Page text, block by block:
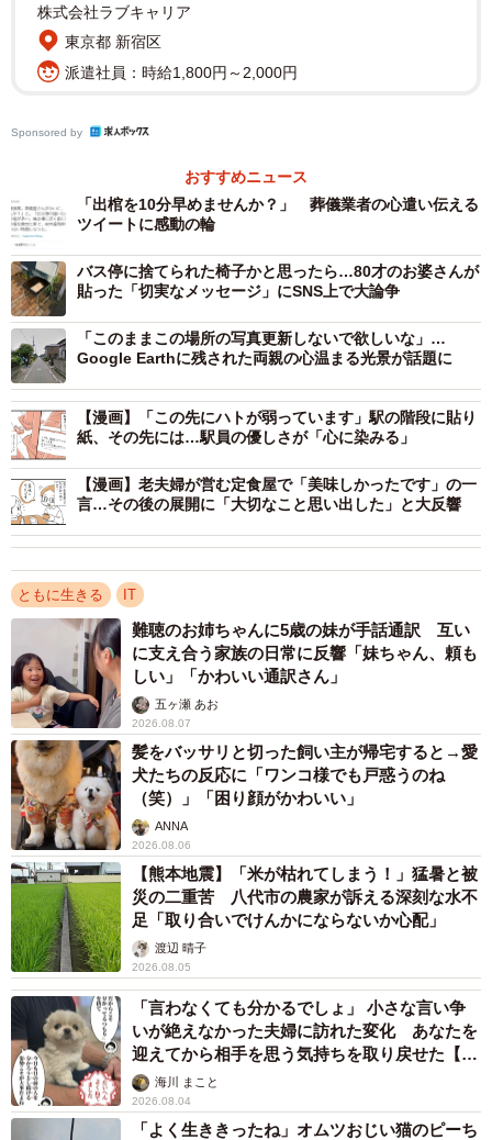
しにくいもの。そんなご時世の中で光るマキタの姿勢に
SNSユーザー達からは
持っているマキタのインパクトドライバーを先日使ったの
ですが、2年前に家具の組立で使用する為充電したものがそ
のまま充電無しで使用できました。放電していないことに
驚き、マキタすげーってなりました。製品もサービスも素
晴らしいですね。」
「先日マキタのトリマーがモーター部分から煙が出て使用
不能に…取扱店経由で修理依頼を出し、5000円超えるなら
修理無しでって頼んだら、なんと3000円で修理完了。もう
10年以上使い倒してた代物なのに、LEDライト部分まで交
換されてた。外観以外ほぼオーバーホールされてたw」
「安いホールソーを使ってビット折れして駆け込んだコト
があります。その時の対応は素晴らしかった。何となくマ
など数々の称賛のコメントが寄せられている。
今回のご体験について井上さんにお話をうかがってみた。
中将タカノリ（以下「中将」）:マキタに問い合わせた時の
対応というのはどのような流れでしたか？
井上:はじめ商品の説明書に書いてあった会社の番号に電話
したところ、その後大阪の営業所からこちらに電話があ
り、最寄りの取り扱い店を紹介されました。
中将:取り扱い店に行って話が通っていることを知った時の
ご感想をあらためてお聞かせください。
井上:まず安心を感じました。マキタさんが事前に連絡され
ていることで、同じことを伝える手間の問題だけではなく
「理解されている」という安心です。お店とマキタさんの
信頼関係も、私への応対に現れているように思いました。
株式会社ラブキャリア
東京都 新宿区
派遣社員：時給1,800円～2,000円
Sponsored by
おすすめニュース
「出棺を10分早めませんか？」 葬儀業者の心遣い伝える
ツイートに感動の輪
バス停に捨てられた椅子かと思ったら…80才のお婆さんが
貼った「切実なメッセージ」にSNS上で大論争
「このままこの場所の写真更新しないで欲しいな」…
Google Earthに残された両親の心温まる光景が話題に
【漫画】「この先にハトが弱っています」駅の階段に貼り
紙、その先には…駅員の優しさが「心に染みる」
【漫画】老夫婦が営む定食屋で「美味しかったです」の一
言…その後の展開に「大切なこと思い出した」と大反響
ともに生きる IT
難聴のお姉ちゃんに5歳の妹が手話通訳 互い
に支え合う家族の日常に反響「妹ちゃん、頼も
しい」「かわいい通訳さん」
五ヶ瀬 あお
2026.08.07
髪をバッサリと切った飼い主が帰宅すると→愛
犬たちの反応に「ワンコ様でも戸惑うのね
（笑）」「困り顔がかわいい」
ANNA
2026.08.06
【熊本地震】「米が枯れてしまう！」猛暑と被
災の二重苦 八代市の農家が訴える深刻な水不
足「取り合いでけんかにならないか心配」
渡辺 晴子
2026.08.05
「言わなくても分かるでしょ」 小さな言い争
いが絶えなかった夫婦に訪れた変化 あなたを
迎えてから相手を思う気持ちを取り戻せた【漫
画】海川 まこと
2026.08.04
「よく生ききったね」オムツおじい猫のピーち